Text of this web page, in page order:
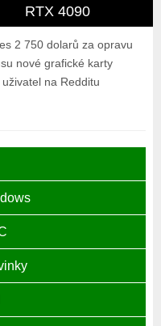
RTX 4090
2 750 dolarů za opravu
nové grafické karty
na Redditu